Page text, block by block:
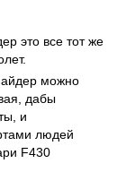
это все тот же
можно
дабы
и
людей
F430